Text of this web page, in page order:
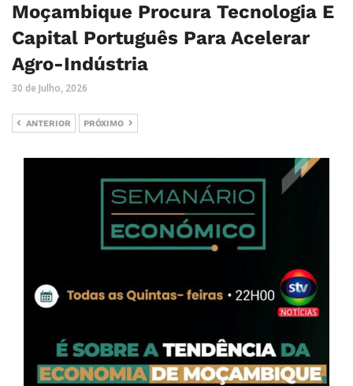
Moçambique Procura Tecnologia E
Capital Português Para Acelerar
Agro-Indústria
30 de Julho, 2026
ANTERIOR PRÓXIMO